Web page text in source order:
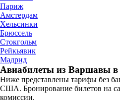
Париж
Амстердам
Хельсинки
Брюссель
Стокгольм
Рейкьявик
Мадрид
Авиабилеты из Варшавы
Ниже представлены тарифы без
США. Бронирование билетов на
комиссии.